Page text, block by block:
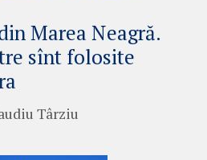
Marea Neagră.
sînt folosite
Târziu